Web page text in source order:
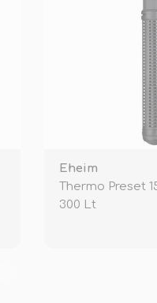
Eheim
Thermo Preset
300 Lt